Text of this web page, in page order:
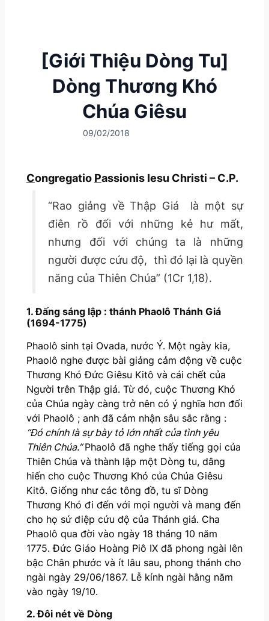
[Giới Thiệu Dòng Tu]
Dòng Thương Khó
Chúa Giêsu
09/02/2018
Congregatio Passionis Iesu Christi – C.P.
“Rao giảng về Thập Giá là một sự
điên rồ đối với những kẻ hư mất,
nhưng đối với chúng ta là những
người được cứu độ, thì đó lại là quyền
năng của Thiên Chúa” (1Cr 1,18).
1. Đấng sáng lập : thánh Phaolô Thánh Giá
(1694-1775)
Phaolô sinh tại Ovada, nước Ý. Một ngày kia,
Phaolô nghe được bài giảng cảm động về cuộc
Thương Khó Đức Giêsu Kitô và cái chết của
Người trên Thập giá. Từ đó, cuộc Thương Khó
của Chúa ngày càng trở nên có ý nghĩa hơn đối
với Phaolô ; anh đã cảm nhận sâu sắc rằng :
“Đó chính là sự bày tỏ lớn nhất của tình yêu
Thiên Chúa.”Phaolô đã nghe thấy tiếng gọi của
Thiên Chúa và thành lập một Dòng tu, dâng
hiến cho cuộc Thương Khó của Chúa Giêsu
Kitô. Giống như các tông đồ, tu sĩ Dòng
Thương Khó đi đến với mọi người và mang đến
cho họ sứ điệp cứu độ của Thánh giá. Cha
Phaolô qua đời vào ngày 18 tháng 10 năm
1775. Đức Giáo Hoàng Piô IX đã phong ngài lên
bậc Chân phước và ít lâu sau, phong thánh cho
ngài ngày 29/06/1867. Lễ kính ngài hằng năm
vào ngày 19/10.
2. Đôi nét về Dòng